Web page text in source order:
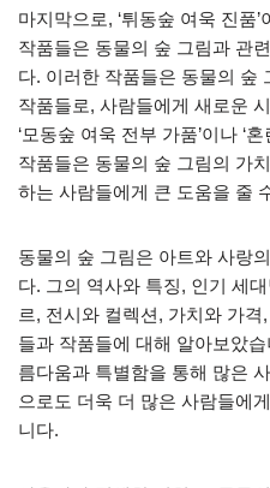
마지막으로, ‘튀동숲 여욱 진품’
작품들은 동물의 숲 그림과 관
다. 이러한 작품들은 동물의 숲
작품들로, 사람들에게 새로운
‘모동숲 여욱 전부 가품’이나 ‘
작품들은 동물의 숲 그림의 가
하는 사람들에게 큰 도움을 줄
동물의 숲 그림은 아트와 사랑
다. 그의 역사와 특징, 인기 세
르, 전시와 컬렉션, 가치와 가
들과 작품들에 대해 알아보았
름다움과 특별함을 통해 많은
으로도 더욱 더 많은 사람들에
니다.